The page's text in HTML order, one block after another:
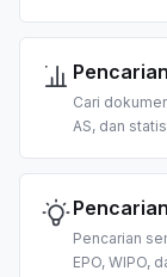
Cari
AS, dan
Pencarian
EPO, WIPO,